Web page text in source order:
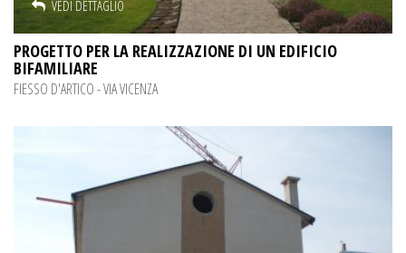
VEDI DETTAGLIO
PROGETTO PER LA REALIZZAZIONE DI UN EDIFICIO
BIFAMILIARE
FIESSO D'ARTICO - VIA VICENZA